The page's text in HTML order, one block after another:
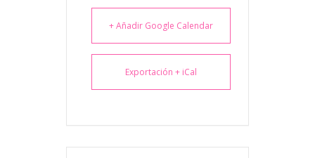
+ Añadir Google Calendar
Exportación + iCal